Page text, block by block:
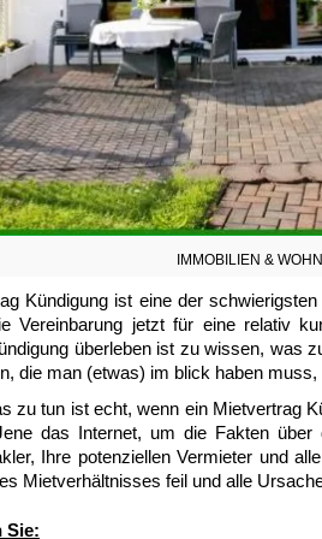
IMMOBILIEN &
Kündigung ist eine der
Vereinbarung jetzt für eine relativ
überleben ist zu wissen, was
die man (etwas) im blick haben
zu tun ist echt, wenn ein Mietvertrag
das Internet, um die Fakten
Ihre potenziellen Vermieter und
Mietverhältnisses feil und alle
Sie: